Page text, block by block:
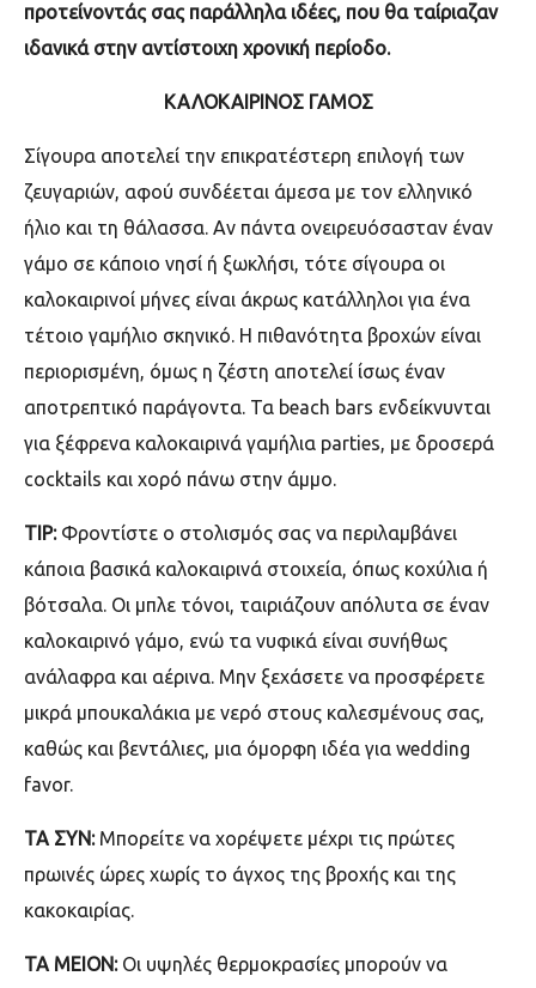
προτείνοντάς σας παράλληλα ιδέες, που θα ταίριαζαν
ιδανικά στην αντίστοιχη χρονική περίοδο.
ΚΑΛΟΚΑΙΡΙΝΟΣ ΓΑΜΟΣ
Σίγουρα αποτελεί την επικρατέστερη επιλογή των
ζευγαριών, αφού συνδέεται άμεσα με τον ελληνικό
ήλιο και τη θάλασσα. Αν πάντα ονειρευόσασταν έναν
γάμο σε κάποιο νησί ή ξωκλήσι, τότε σίγουρα οι
καλοκαιρινοί μήνες είναι άκρως κατάλληλοι για ένα
τέτοιο γαμήλιο σκηνικό. Η πιθανότητα βροχών είναι
περιορισμένη, όμως η ζέστη αποτελεί ίσως έναν
αποτρεπτικό παράγοντα. Τα beach bars ενδείκνυνται
για ξέφρενα καλοκαιρινά γαμήλια parties, με δροσερά
cocktails και χορό πάνω στην άμμο.
TIP: Φροντίστε ο στολισμός σας να περιλαμβάνει
κάποια βασικά καλοκαιρινά στοιχεία, όπως κοχύλια ή
βότσαλα. Οι μπλε τόνοι, ταιριάζουν απόλυτα σε έναν
καλοκαιρινό γάμο, ενώ τα νυφικά είναι συνήθως
ανάλαφρα και αέρινα. Μην ξεχάσετε να προσφέρετε
μικρά μπουκαλάκια με νερό στους καλεσμένους σας,
καθώς και βεντάλιες, μια όμορφη ιδέα για wedding
favor.
TA ΣΥΝ: Μπορείτε να χορέψετε μέχρι τις πρώτες
πρωινές ώρες χωρίς το άγχος της βροχής και της
κακοκαιρίας.
ΤΑ ΜΕΙΟΝ: Οι υψηλές θερμοκρασίες μπορούν να